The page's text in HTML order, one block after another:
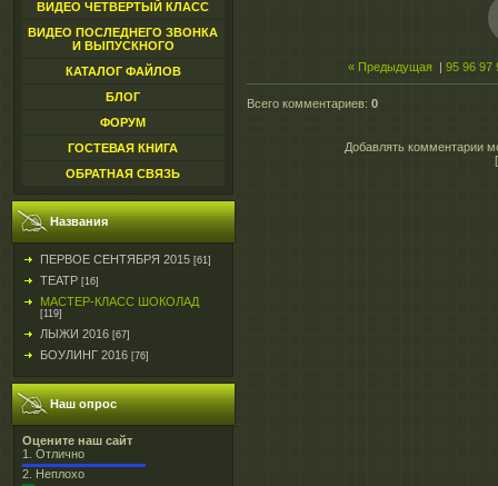
ВИДЕО ЧЕТВЕРТЫЙ КЛАСС
ВИДЕО ПОСЛЕДНЕГО ЗВОНКА
И ВЫПУСКНОГО
КАТАЛОГ ФАЙЛОВ
БЛОГ
ФОРУМ
ГОСТЕВАЯ КНИГА
ОБРАТНАЯ СВЯЗЬ
Названия
ПЕРВОЕ СЕНТЯБРЯ 2015 [61]
ТЕАТР [16]
МАСТЕР-КЛАСС ШОКОЛАД
[119]
ЛЫЖИ 2016 [67]
БОУЛИНГ 2016 [76]
Наш опрос
Оцените наш сайт
1. Отлично
2. Неплохо
« Предыдущая 95 96 97
Всего комментариев: 0
Добавлять комментарии